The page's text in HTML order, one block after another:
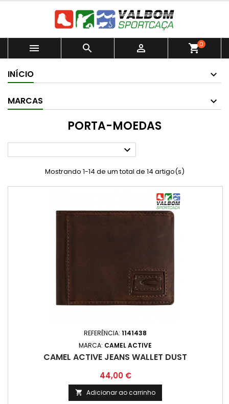
   shopping_cart0
INÍCIO
MARCAS
PORTA-MOEDAS

Mostrando 1-14 de um total de 14 artigo(s)
REFERÊNCIA: 1141438
MARCA: CAMEL ACTIVE
CAMEL ACTIVE JEANS WALLET DUST
Preço
44,00 €
 Adicionar ao carrinho